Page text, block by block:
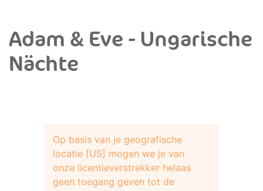
Adam & Eve - Ungarische
Nächte
Op basis van je geografische
locatie [US] mogen we je van
onze licentieverstrekker helaas
geen toegang geven tot de